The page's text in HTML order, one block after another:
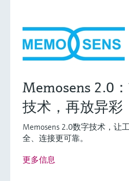
Memosens 2.0
技术，再放异彩
Memosens 2.0数字技术，让
全、连接更可靠。
更多信息灵活满足各类仪